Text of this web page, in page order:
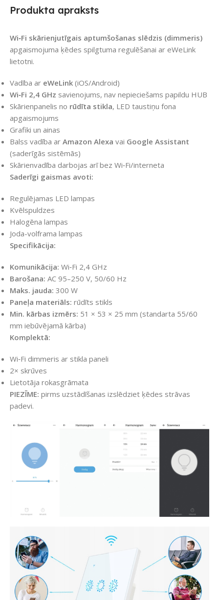
Produkta apraksts
Wi‑Fi skārienjutīgais aptumšošanas slēdzis (dimmeris)
apgaismojuma ķēdes spilgtuma regulēšanai ar eWeLink
lietotni.
Vadība ar eWeLink (iOS/Android)
Wi‑Fi 2,4 GHz savienojums, nav nepieciešams papildu HUB
Skārienpanelis no rūdīta stikla, LED taustiņu fona
apgaismojums
Grafiki un ainas
Balss vadība ar Amazon Alexa vai Google Assistant
(saderīgās sistēmās)
Skārienvadība darbojas arī bez Wi‑Fi/interneta
Saderīgi gaismas avoti:
Regulējamas LED lampas
Kvēlspuldzes
Halogēna lampas
Joda-volframa lampas
Specifikācija:
Komunikācija: Wi‑Fi 2,4 GHz
Barošana: AC 95–250 V, 50/60 Hz
Maks. jauda: 300 W
Paneļa materiāls: rūdīts stikls
Min. kārbas izmērs: 51 × 53 × 25 mm (standarta 55/60
mm iebūvējamā kārba)
Komplektā:
Wi‑Fi dimmeris ar stikla paneli
2× skrūves
Lietotāja rokasgrāmata
PIEZĪME: pirms uzstādīšanas izslēdziet ķēdes strāvas
padevi.